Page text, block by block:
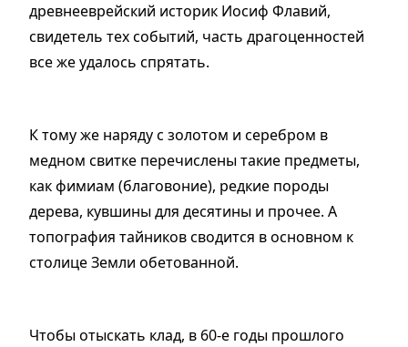
древнееврейский историк Иосиф Флавий,
свидетель тех событий, часть драгоценностей
все же удалось спрятать.
К тому же наряду с золотом и серебром в
медном свитке перечислены такие предметы,
как фимиам (благовоние), редкие породы
дерева, кувшины для десятины и прочее. А
топография тайников сводится в основном к
столице Земли обетованной.
Чтобы отыскать клад, в 60-е годы прошлого